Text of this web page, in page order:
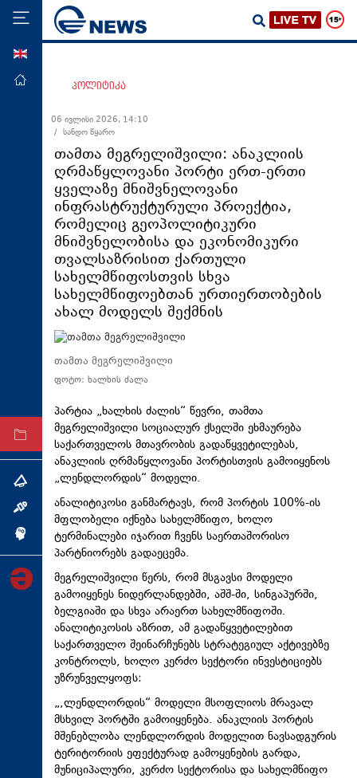
მთავარი
ეკონომიკა
მსოფლიო
ჯანდაცვა
საზოგადოება
სამართალი
თავდაცვა
რეგიონი
კულტურა
სპორტი
არქივი
თემა
ინტერვიუ
ინქვიზიცია
პოლიტიკა
06 ივლისი 2026, 14:10
/ სანდო წყარო
თამთა მეგრელიშვილი: ანაკლიის
ღრმაწყლოვანი პორტი ერთ-ერთი
ყველაზე მნიშვნელოვანი
ინფრასტრუქტურული პროექტია,
რომელიც გეოპოლიტიკური
მნიშვნელობისა და ეკონომიკური
თვალსაზრისით ქართული
სახელმწიფოსთვის სხვა
სახელმწიფოებთან ურთიერთობების
ახალ მოდელს შექმნის
თამთა მეგრელიშვილი
ფოტო: ხალხის ძალა
პარტია „ხალხის ძალის“ წევრი, თამთა
მეგრელიშვილი სოციალურ ქსელში ეხმაურება
საქართველოს მთავრობის გადაწყვეტილებას,
ანაკლიის ღრმაწყლოვანი პორტისთვის გამოიყენოს
„ლენდლორდის“ მოდელი.
ანალიტიკოსი განმარტავს, რომ პორტის 100%-ის
მფლობელი იქნება სახელმწიფო, ხოლო
ტერმინალები იჯარით ჩვენს საერთაშორისო
პარტნიორებს გადაეცემა.
მეგრელიშვილი წერს, რომ მსგავსი მოდელი
გამოიყენეს ნიდერლანდებში, აშშ-ში, სინგაპურში,
ბელგიაში და სხვა არაერთ სახელმწიფოში.
ანალიტიკოსის აზრით, ამ გადაწყვეტილებით
საქართველო შეინარჩუნებს სტრატეგიულ აქტივებზე
კონტროლს, ხოლო კერძო სექტორი ინვესტიციებს
უზრუნველყოფს:
„,ლენდლორდის“ მოდელი მსოფლიოს მრავალ
მსხვილ პორტში გამოიყენება. ანაკლიის პორტის
მშენებლობა ლენდლორდის მოდელით ნავსადგურის
ტერიტორიის ეფექტურად გამოყენების გარდა,
მუნიციპალური, კერძო სექტორისა და სახელმწიფო